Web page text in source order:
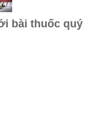
bài thuốc quý